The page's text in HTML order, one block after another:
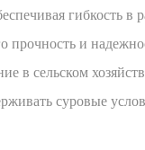
гибкость в
прочность и
в сельском
суровые